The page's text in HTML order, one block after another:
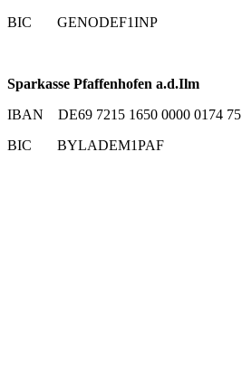
BIC GENODEF1INP
Sparkasse Pfaffenhofen a.d.Ilm
IBAN DE69 7215 1650 0000 0174 75
BIC BYLADEM1PAF